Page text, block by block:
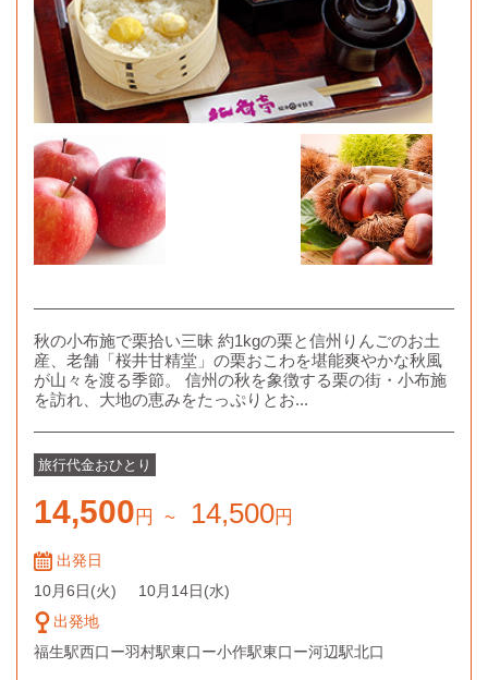
秋の小布施で栗拾い三昧 約1kgの栗と信州りんごのお土
産、老舗「桜井甘精堂」の栗おこわを堪能爽やかな秋風
が山々を渡る季節。 信州の秋を象徴する栗の街・小布施
を訪れ、大地の恵みをたっぷりとお...
旅行代金おひとり
14,500円 ~ 14,500円
出発日
10月6日(火) 10月14日(水)
出発地
福生駅西口ー羽村駅東口ー小作駅東口ー河辺駅北口